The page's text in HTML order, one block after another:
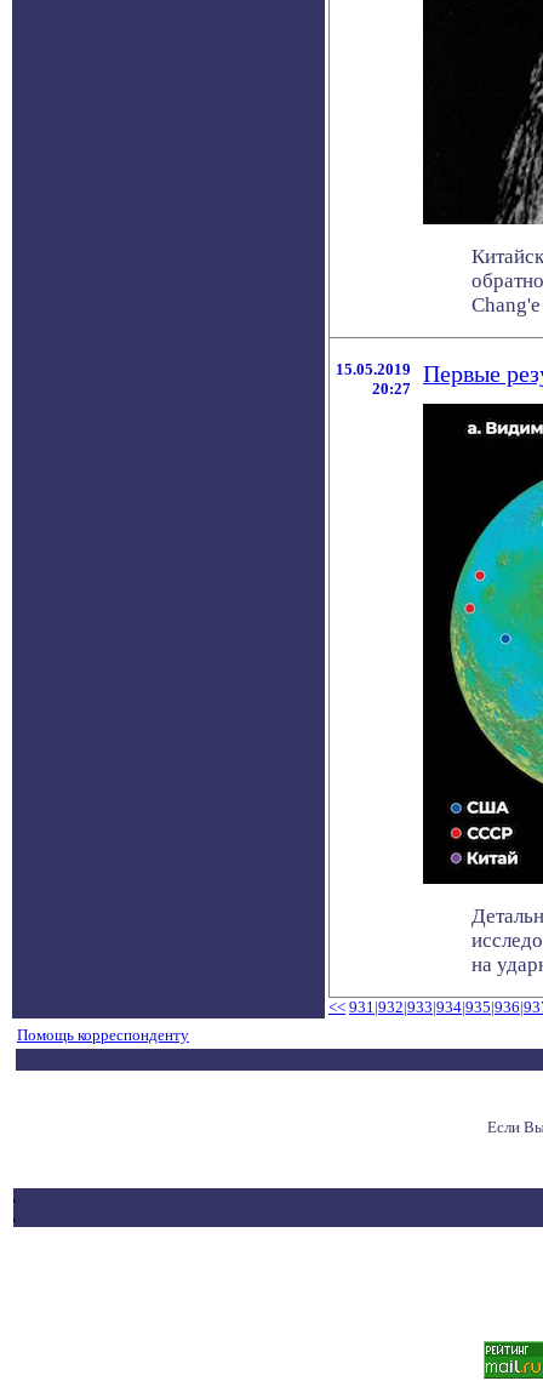
15.05.2019
20:27
Первые
на
<< 931|932|933|934|935|936|
Помощь корреспонденту
Если